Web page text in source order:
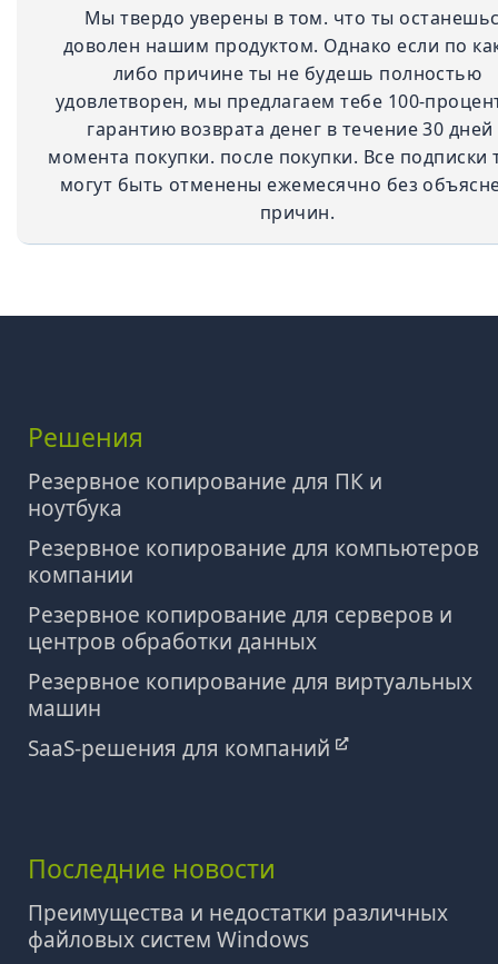
Мы твердо уверены в том. что ты
доволен нашим продуктом. Однако если по
либо причине ты не будешь полностью
удовлетворен, мы предлагаем тебе 100-
гарантию возврата денег в течение 30 дней
момента покупки. после покупки. Все подписки
могут быть отменены ежемесячно без
причин.
Решения
Резервное копирование для ПК и
ноутбука
Резервное копирование для компьютеров
компании
Резервное копирование для серверов и
центров обработки данных
Резервное копирование для виртуальных
машин
SaaS-решения для компаний
Последние новости
Преимущества и недостатки различных
файловых систем Windows